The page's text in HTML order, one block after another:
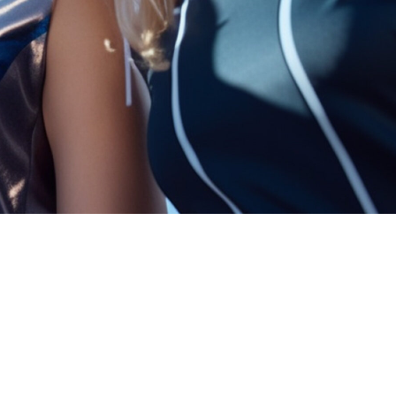
Wirtschaftspolitische Agenda
FAQ Zertifizierung